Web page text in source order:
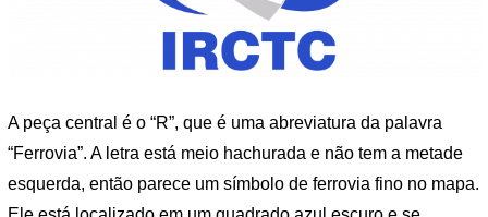
A peça central é o “R”, que é uma abreviatura da palavra
“Ferrovia”. A letra está meio hachurada e não tem a metade
esquerda, então parece um símbolo de ferrovia fino no mapa.